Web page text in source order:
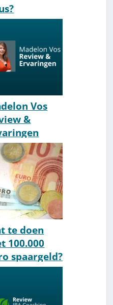
Vos
&
[Goeroe
Zinvol?]
te doen
100.000
spaargeld?
opties